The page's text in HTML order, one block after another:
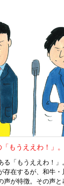
もうええわ！」。
る「もうええわ！」
存在するが、和牛
声が特徴。その声